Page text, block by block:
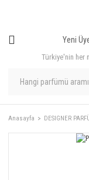
Türkiye'nin her
Yeni
Anasayfa DESIGNER